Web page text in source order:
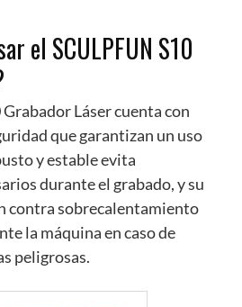
el SCULPFUN S10
Láser cuenta con
que garantizan un uso
y estable evita
durante el grabado, y su
contra sobrecalentamiento
la máquina en caso de
peligrosas.